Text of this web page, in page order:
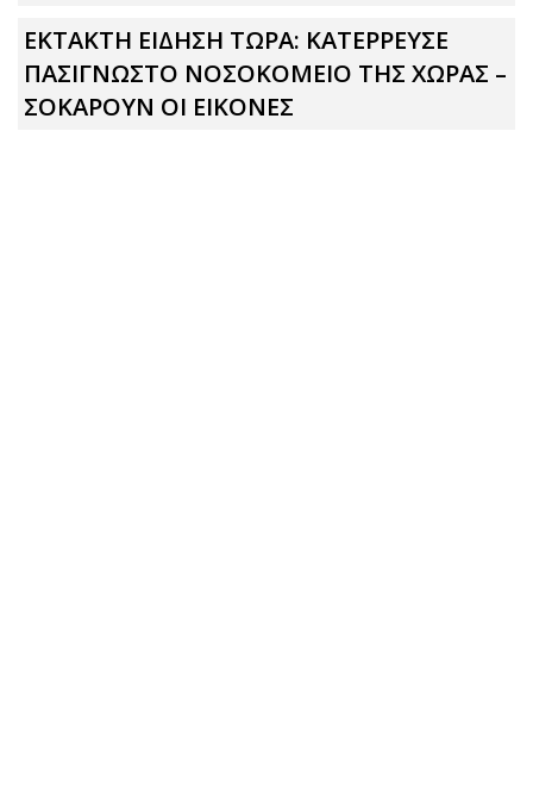
ΕΚΤΑΚΤΗ ΕΙΔΗΣΗ ΤΩΡΑ: ΚΑΤΕΡΡΕΥΣΕ
ΠΑΣΙΓΝΩΣΤΟ ΝΟΣΟΚΟΜΕΙΟ ΤΗΣ ΧΩΡΑΣ –
ΣΟΚΑΡΟΥΝ ΟΙ ΕΙΚΟΝΕΣ